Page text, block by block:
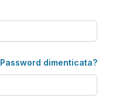
Password dimenticata?